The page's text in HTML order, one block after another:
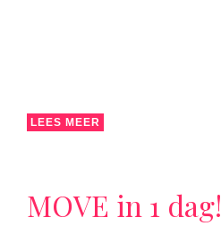
LEES MEER
MOVE in 1 dag!